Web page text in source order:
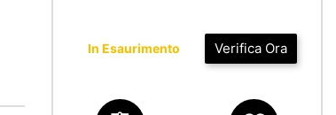
Verifica Ora
In Esaurimento